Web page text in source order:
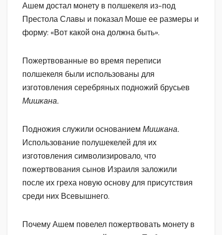
Ашем достал монету в полшекеля из-под
Престола Славы и показал Моше ее размеры и
форму: «Вот какой она должна быть».
Пожертвованные во время переписи
полшекеля были использованы для
изготовления серебряных подножий брусьев
Мишкана.
Подножия служили основанием Мишкана.
Использование полушекелей для их
изготовления символизировало, что
пожертвования сынов Израиля заложили
после их греха новую основу для присутствия
среди них Всевышнего.
Почему Ашем повелел пожертвовать монету в